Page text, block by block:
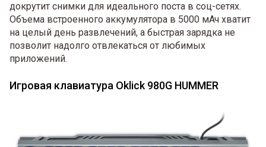
докрутит снимки для идеального поста в соц-сетях.
Объема встроенного аккумулятора в 5000 мАч хватит
на целый день развлечений, а быстрая зарядка не
позволит надолго отвлекаться от любимых
приложений.
Игровая клавиатура Oklick 980G HUMMER